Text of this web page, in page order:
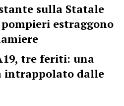
sulla Statale
estraggono
tre feriti: una
intrappolato dalle